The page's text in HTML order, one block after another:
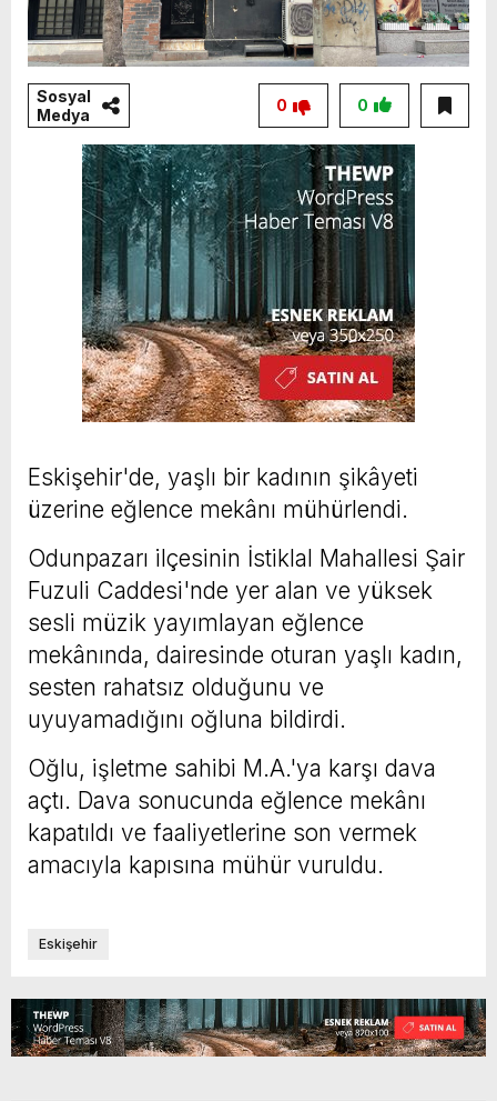
Sosyal
Medya
0
0
Eskişehir'de, yaşlı bir kadının şikâyeti
üzerine eğlence mekânı mühürlendi.
Odunpazarı ilçesinin İstiklal Mahallesi Şair
Fuzuli Caddesi'nde yer alan ve yüksek
sesli müzik yayımlayan eğlence
mekânında, dairesinde oturan yaşlı kadın,
sesten rahatsız olduğunu ve
uyuyamadığını oğluna bildirdi.
Oğlu, işletme sahibi M.A.'ya karşı dava
açtı. Dava sonucunda eğlence mekânı
kapatıldı ve faaliyetlerine son vermek
amacıyla kapısına mühür vuruldu.
Eskişehir